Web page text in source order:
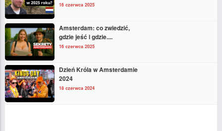
16 czerwca 2025
Amsterdam: co zwiedzić,
gdzie jeść i gdzie....
16 czerwca 2025
Dzień Króla w Amsterdamie
2024
18 czerwca 2024